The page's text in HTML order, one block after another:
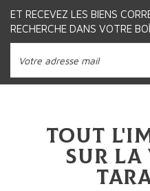
ET RECEVEZ LES BIENS
RECHERCHE DANS VOTRE
Tout l'immobilier
sur la